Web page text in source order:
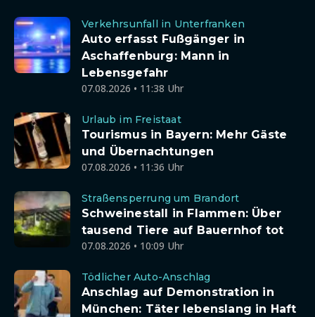
Verkehrsunfall in Unterfranken
Auto erfasst Fußgänger in
Aschaffenburg: Mann in
Lebensgefahr
07.08.2026 • 11:38 Uhr
Urlaub im Freistaat
Tourismus in Bayern: Mehr Gäste
und Übernachtungen
07.08.2026 • 11:36 Uhr
Straßensperrung um Brandort
Schweinestall in Flammen: Über
tausend Tiere auf Bauernhof tot
07.08.2026 • 10:09 Uhr
Tödlicher Auto-Anschlag
Anschlag auf Demonstration in
München: Täter lebenslang in Haft